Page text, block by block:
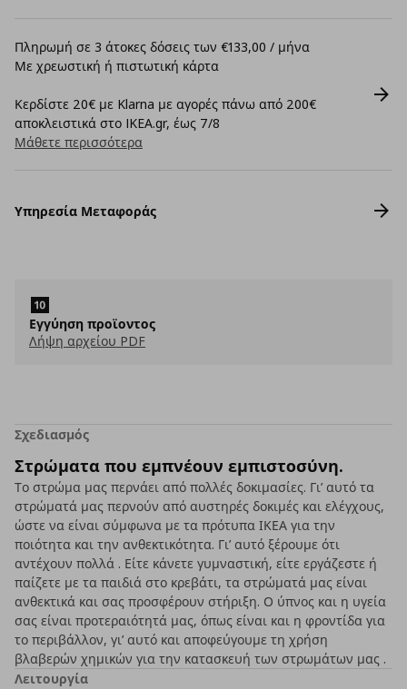
Πληρωμή σε 3 άτοκες δόσεις των €133,00 / μήνα
Με χρεωστική ή πιστωτική κάρτα
Κερδίστε 20€ με Klarna με αγορές πάνω από 200€
αποκλειστικά στο IKEA.gr, έως 7/8
Μάθετε περισσότερα
Υπηρεσία Μεταφοράς
Εγγύηση προϊοντος
Λήψη αρχείου PDF
Σχεδιασμός
Στρώματα που εμπνέουν εμπιστοσύνη.
Το στρώμα μας περνάει από πολλές δοκιμασίες. Γι’ αυτό τα
στρώματά μας περνούν από αυστηρές δοκιμές και ελέγχους,
ώστε να είναι σύμφωνα με τα πρότυπα ΙΚΕΑ για την
ποιότητα και την ανθεκτικότητα. Γι’ αυτό ξέρουμε ότι
αντέχουν πολλά . Είτε κάνετε γυμναστική, είτε εργάζεστε ή
παίζετε με τα παιδιά στο κρεβάτι, τα στρώματά μας είναι
ανθεκτικά και σας προσφέρουν στήριξη. Ο ύπνος και η υγεία
σας είναι προτεραιότητά μας, όπως είναι και η φροντίδα για
το περιβάλλον, γι’ αυτό και αποφεύγουμε τη χρήση
βλαβερών χημικών για την κατασκευή των στρωμάτων μας .
Λειτουργία